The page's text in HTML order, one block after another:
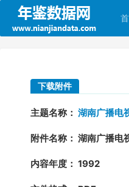
下载附件
主题名称： 湖南广播电
附件名称： 湖南广播电
内容年度： 1992